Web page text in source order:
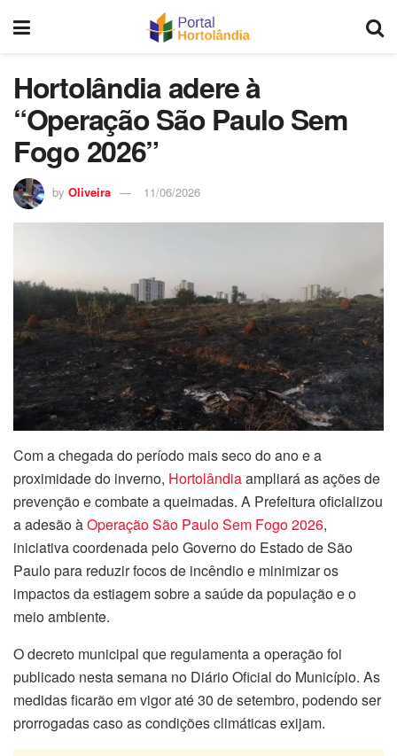
Hortolândia adere à
“Operação São Paulo Sem
Fogo 2026”
by Oliveira 11/06/2026
Com a chegada do período mais seco do ano e a
proximidade do inverno, Hortolândiaampliará as ações de
prevenção e combate a queimadas. A Prefeitura oficializou
a adesão àOperação São Paulo Sem Fogo 2026,
iniciativa coordenada pelo Governo do Estado de São
Paulo para reduzir focos de incêndio e minimizar os
impactos da estiagem sobre a saúde da população e o
meio ambiente.
O decreto municipal que regulamenta a operação foi
publicado nesta semana no Diário Oficial do Município. As
medidas ficarão em vigor até 30 de setembro, podendo ser
prorrogadas caso as condições climáticas exijam.